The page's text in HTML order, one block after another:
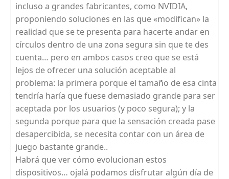
incluso a grandes fabricantes, como NVIDIA,
proponiendo soluciones en las que «modifican» la
realidad que se te presenta para hacerte andar en
círculos dentro de una zona segura sin que te des
cuenta… pero en ambos casos creo que se está
lejos de ofrecer una solución aceptable al
problema: la primera porque el tamaño de esa cinta
tendría haría que fuese demasiado grande para ser
aceptada por los usuarios (y poco segura); y la
segunda porque para que la sensación creada pase
desapercibida, se necesita contar con un área de
juego bastante grande..
Habrá que ver cómo evolucionan estos
dispositivos… ojalá podamos disfrutar algún día de